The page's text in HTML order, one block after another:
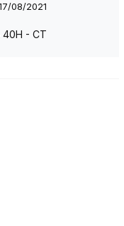
08/2021
40H - CT